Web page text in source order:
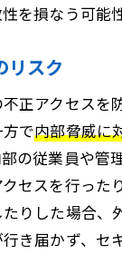
を損なう可能
リスク
正アクセスを
で内部脅威に
の従業員や管
セスを行った
りした場合、
き届かず、セ